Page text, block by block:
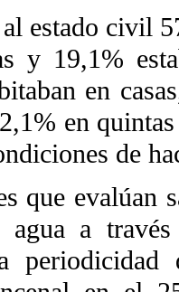
estado civil
y 19,1%
en
en
de
que evalúan
agua a